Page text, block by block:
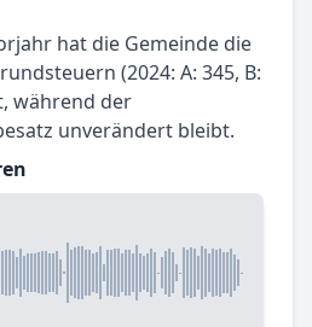
hat die Gemeinde die
(2024: A: 345, B:
während der
unverändert bleibt.